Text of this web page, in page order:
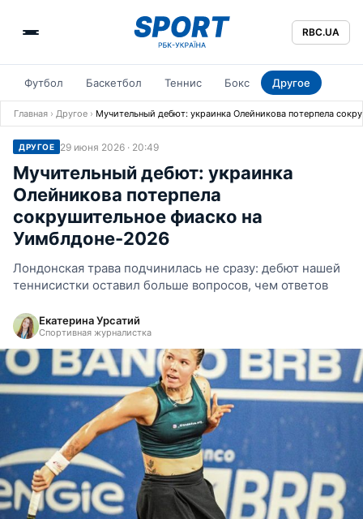
RBC.UA
Футбол Баскетбол Теннис Бокс Другое
Главная › Другое › Мучительный дебют: украинка Олейникова потерпела
ДРУГОЕ 29 июня 2026 · 20:49
Мучительный дебют: украинка
Олейникова потерпела
сокрушительное фиаско на
Уимблдоне-2026
Лондонская трава подчинилась не сразу: дебют нашей
теннисистки оставил больше вопросов, чем ответов
Екатерина Урсатий
Спортивная журналистка